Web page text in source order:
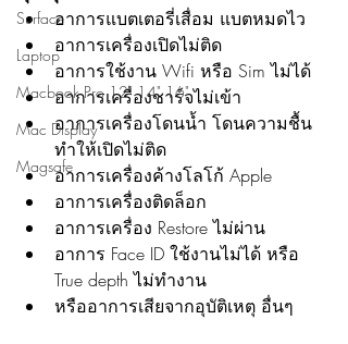
Surface
Laptop
Macbook Pro 12" 14" 16"
Mac Display
Magsafe
อาการแบตเตอรี่เสื่อม แบตหมดไว
อาการเครื่องเปิดไม่ติด
อาการใช้งาน Wifi หรือ Sim ไม่ได้
อาการเครื่องชาร์จไม่เข้า
อาการเครื่องโดนน้ำ โดนความชื้น
ทำให้เปิดไม่ติด
อาการเครื่องค้างโลโก้ Apple
อาการเครื่องติดล็อก
อาการเครื่อง Restore ไม่ผ่าน
อาการ Face ID ใช้งานไม่ได้ หรือ
True depth ไม่ทำงาน
หรืออาการเสียจากอุบัติเหตุ อื่นๆ